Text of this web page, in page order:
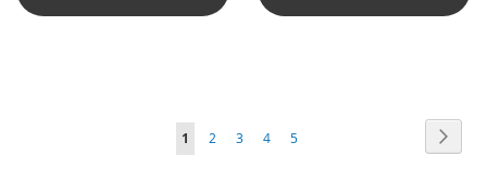
Du
1 Side
2 Side
3 Side
4 Side
5